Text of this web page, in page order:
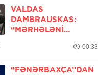
VALDAS
DAMBRAUSKAS:
“MƏRHƏLƏNI
00:33
“FƏNƏRBAXÇA”DAN